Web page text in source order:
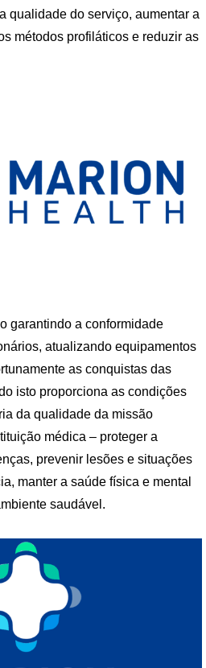
qualidade do serviço, aumentar a
métodos profiláticos e reduzir as
garantindo a conformidade
atualizando equipamentos
as conquistas das
isto proporciona as condições
da qualidade da missão
médica – proteger a
prevenir lesões e situações
manter a saúde física e mental
saudável.